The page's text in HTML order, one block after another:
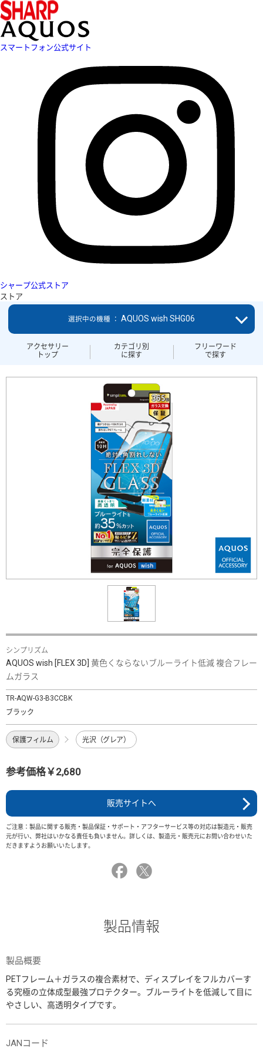
スマートフォン公式サイト
シャープ公式ストア
ストア
アクセサリー
トップ
カテゴリ別
に探す
フリーワード
で探す
選択中の機種 ： AQUOS wish SHG06
シンプリズム
AQUOS wish [FLEX 3D] 黄色くならないブルーライト低減 複合フレー
ムガラス
TR-AQW-G3-B3CCBK
ブラック
保護フィルム 光沢（グレア）
参考価格￥2,680
販売サイトへ
ご注意：製品に関する販売・製品保証・サポート・アフターサービス等の対応は製造元・販売
元が行い、弊社はいかなる責任も負いません。詳しくは、製造元・販売元にお問い合わせいた
だきますようお願いいたします。
製品情報
製品概要
PETフレーム＋ガラスの複合素材で、ディスプレイをフルカバーす
る究極の立体成型最強プロテクター。ブルーライトを低減して目に
やさしい、高透明タイプです。
JANコード